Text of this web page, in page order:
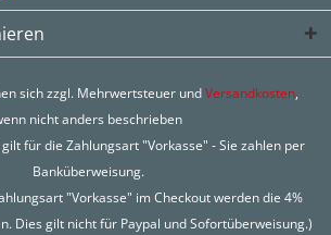
sich zzgl. Mehrwertsteuer undVersandkosten,
nicht anders beschrieben
für die Zahlungsart "Vorkasse" - Sie zahlen per
Banküberweisung.
"Vorkasse" im Checkout werden die 4%
Dies gilt nicht für Paypal und Sofortüberweisung.)